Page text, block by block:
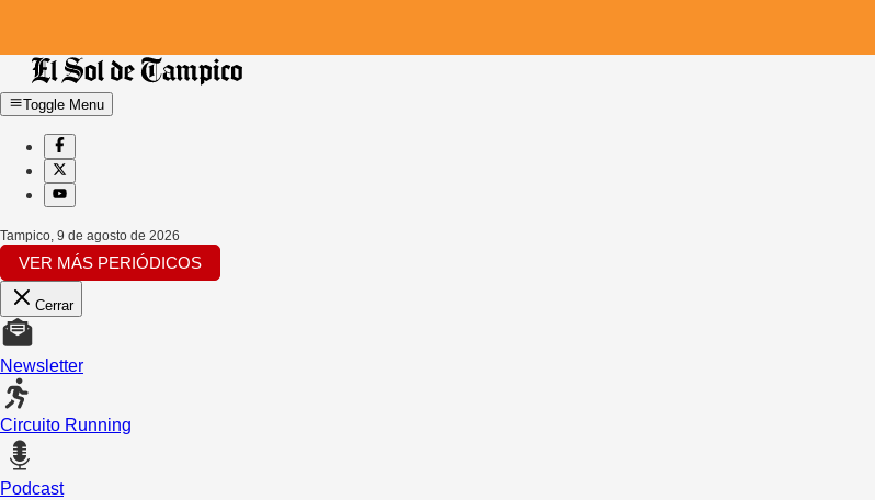
Toggle Menu
Tampico, 9 de agosto de 2026
VER MÁS PERIÓDICOS
Cerrar
Newsletter
Circuito Running
Podcast